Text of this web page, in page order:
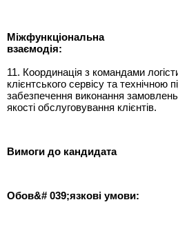
Міжфункціональна
взаємодія:
11. Координація з командами
клієнтського сервісу та технічною
забезпечення виконання
якості обслуговування клієнтів.
Вимоги до кандидата
Обов&# 039;язкові умови: